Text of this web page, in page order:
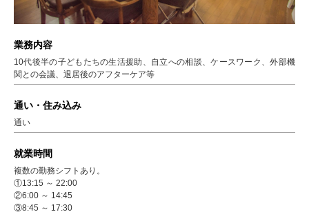
業務内容
10代後半の子どもたちの生活援助、自立への相談、ケースワーク、外部機
関との会議、退居後のアフターケア等
通い・住み込み
通い
就業時間
複数の勤務シフトあり。
①13:15 ～ 22:00
②6:00 ～ 14:45
③8:45 ～ 17:30